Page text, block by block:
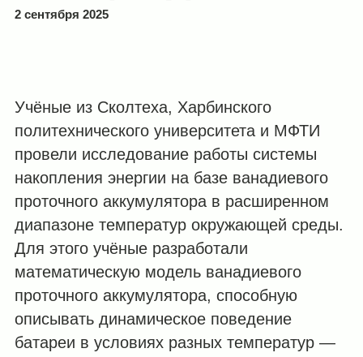
2 сентября 2025
Учёные из Сколтеха, Харбинского
политехнического университета и МФТИ
провели исследование работы системы
накопления энергии на базе ванадиевого
проточного аккумулятора в расширенном
диапазоне температур окружающей среды.
Для этого учёные разработали
математическую модель ванадиевого
проточного аккумулятора, способную
описывать динамическое поведение
батареи в условиях разных температур —